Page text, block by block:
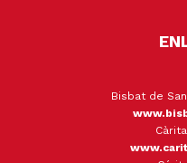
Bisbat de